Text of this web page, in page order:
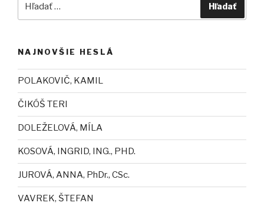
Hľadať
NAJNOVŠIE HESLÁ
POLAKOVIČ, KAMIL
ČIKÓŠ TERI
DOLEŽELOVÁ, MÍLA
KOSOVÁ, INGRID, ING., PHD.
JUROVÁ, ANNA, PhDr., CSc.
VAVREK, ŠTEFAN